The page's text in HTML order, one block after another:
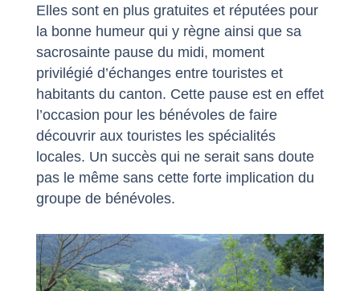
Elles sont en plus gratuites et réputées pour
la bonne humeur qui y règne ainsi que sa
sacrosainte pause du midi, moment
privilégié d’échanges entre touristes et
habitants du canton. Cette pause est en effet
l’occasion pour les bénévoles de faire
découvrir aux touristes les spécialités
locales. Un succès qui ne serait sans doute
pas le même sans cette forte implication du
groupe de bénévoles.